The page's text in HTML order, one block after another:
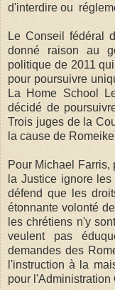
d'interdire ou
Le Conseil fédéral
donné raison au
politique de 2011
pour poursuivre
La Home School
décidé de
Trois juges de la
la cause de
Pour Michael
la Justice ignore
défend que les
étonnante volonté
les chrétiens n'y
veulent pas
demandes des
l'instruction à la
pour l'Administration